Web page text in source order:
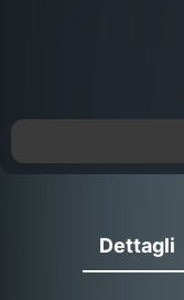
Dettagli